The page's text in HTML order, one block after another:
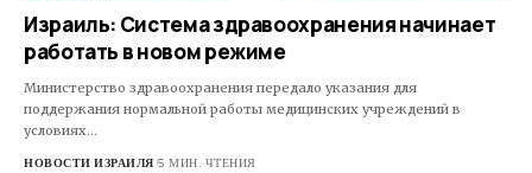
Израиль: Система здравоохранения начинает
работать в новом режиме
Министерство здравоохранения передало указания для
поддержания нормальной работы медицинских учреждений в
условиях…
НОВОСТИ ИЗРАИЛЯ 5 МИН. ЧТЕНИЯ